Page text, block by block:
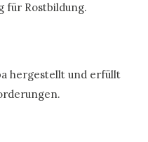
für Rostbildung.
hergestellt und erfüllt